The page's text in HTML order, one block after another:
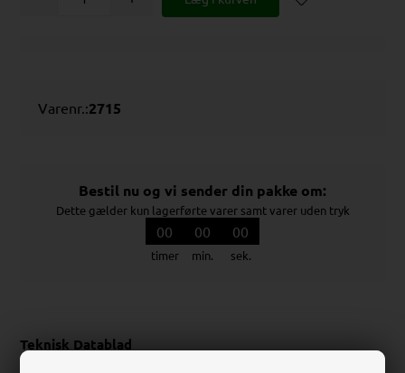
Varenr.:2715
Bestil nu og vi sender din pakke om:
Dette gælder kun lagerførte varer samt varer uden tryk
00
timer
00
min.
00
sek.
Teknisk Datablad